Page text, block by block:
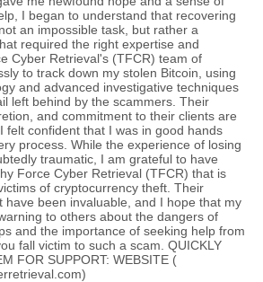
I began to understand that recovering
an impossible task, but rather a
required the right expertise and
Cyber Retrieval's (TFCR) team of
to track down my stolen Bitcoin, using
and advanced investigative techniques
left behind by the scammers. Their
and commitment to their clients are
felt confident that I was in good hands
process. While the experience of losing
traumatic, I am grateful to have
Force Cyber Retrieval (TFCR) that is
of cryptocurrency theft. Their
have been invaluable, and I hope that my
to others about the dangers of
and the importance of seeking help from
fall victim to such a scam. QUICKLY
FOR SUPPORT: WEBSITE (